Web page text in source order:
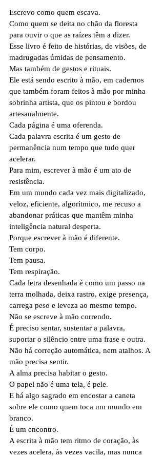
Escrevo como quem escava.
Como quem se deita no chão da floresta
para ouvir o que as raízes têm a dizer.
Esse livro é feito de histórias, de visões, de
madrugadas úmidas de pensamento.
Mas também de gestos e rituais.
Ele está sendo escrito à mão, em cadernos
que também foram feitos à mão por minha
sobrinha artista, que os pintou e bordou
artesanalmente.
Cada página é uma oferenda.
Cada palavra escrita é um gesto de
permanência num tempo que tudo quer
acelerar.
Para mim, escrever à mão é um ato de
resistência.
Em um mundo cada vez mais digitalizado,
veloz, eficiente, algorítmico, me recuso a
abandonar práticas que mantêm minha
inteligência natural desperta.
Porque escrever à mão é diferente.
Tem corpo.
Tem pausa.
Tem respiração.
Cada letra desenhada é como um passo na
terra molhada, deixa rastro, exige presença,
carrega peso e leveza ao mesmo tempo.
Não se escreve à mão correndo.
É preciso sentar, sustentar a palavra,
suportar o silêncio entre uma frase e outra.
Não há correção automática, nem atalhos. A
mão precisa sentir.
A alma precisa habitar o gesto.
O papel não é uma tela, é pele.
E há algo sagrado em encostar a caneta
sobre ele como quem toca um mundo em
branco.
É um encontro.
A escrita à mão tem ritmo de coração, às
vezes acelera, às vezes vacila, mas nunca